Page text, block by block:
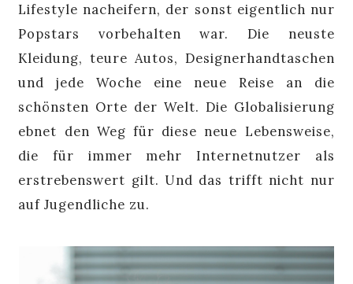
Lifestyle nacheifern, der sonst eigentlich nur
Popstars vorbehalten war. Die neuste
Kleidung, teure Autos, Designerhandtaschen
und jede Woche eine neue Reise an die
schönsten Orte der Welt. Die Globalisierung
ebnet den Weg für diese neue Lebensweise,
die für immer mehr Internetnutzer als
erstrebenswert gilt. Und das trifft nicht nur
auf Jugendliche zu.